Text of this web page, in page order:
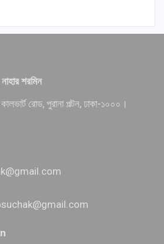
শরমিন
রোড, পুরানা পল্টন, ঢাকা-১০০০।